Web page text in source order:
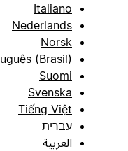
Italiano
Nederlands
Norsk
Português (Brasil)
Suomi
Svenska
Tiếng Việt
עברית
العربية